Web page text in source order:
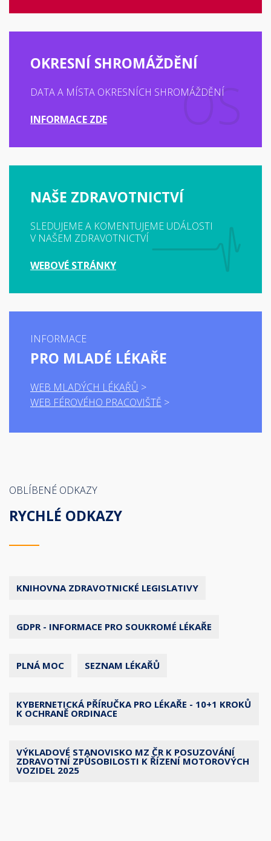
OKRESNÍ SHROMÁŽDĚNÍ
DATA A MÍSTA OKRESNÍCH SHROMÁŽDĚNÍ
INFORMACE ZDE
NAŠE ZDRAVOTNICTVÍ
SLEDUJEME A KOMENTUJEME UDÁLOSTI
V NAŠEM ZDRAVOTNICTVÍ
WEBOVÉ STRÁNKY
INFORMACE
PRO MLADÉ LÉKAŘE
WEB MLADÝCH LÉKAŘŮ
WEB FÉROVÉHO PRACOVIŠTĚ
OBLÍBENÉ ODKAZY
RYCHLÉ ODKAZY
KNIHOVNA ZDRAVOTNICKÉ LEGISLATIVY
GDPR - INFORMACE PRO SOUKROMÉ LÉKAŘE
PLNÁ MOC SEZNAM LÉKAŘŮ
KYBERNETICKÁ PŘÍRUČKA PRO LÉKAŘE - 10+1 KROKŮ
K OCHRANĚ ORDINACE
VÝKLADOVÉ STANOVISKO MZ ČR K POSUZOVÁNÍ
ZDRAVOTNÍ ZPŮSOBILOSTI K ŘÍZENÍ MOTOROVÝCH
VOZIDEL 2025